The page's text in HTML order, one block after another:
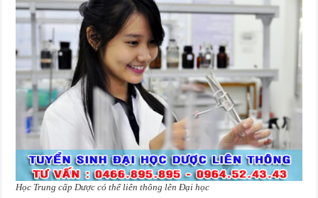
Học Trung cấp Dược có thể liên thông lên Đại học